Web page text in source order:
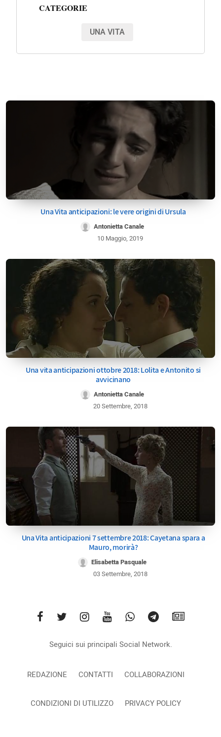
CATEGORIE
UNA VITA
Una Vita anticipazioni: le vere origini di Ursula
Antonietta Canale
10 Maggio, 2019
Una vita anticipazioni ottobre 2018: Lolita e Antonito si
avvicinano
Antonietta Canale
20 Settembre, 2018
Una Vita anticipazioni 7 settembre 2018: Cayetana spara a
Mauro, morirà?
Elisabetta Pasquale
03 Settembre, 2018
Seguici sui principali Social Network.
REDAZIONE CONTATTI COLLABORAZIONI
CONDIZIONI DI UTILIZZO PRIVACY POLICY